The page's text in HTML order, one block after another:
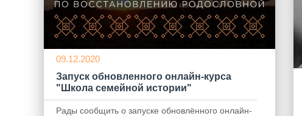
09.12.2020
Запуск обновленного онлайн-курса
"Школа семейной истории"
Рады сообщить о запуске обновлённого онлайн-